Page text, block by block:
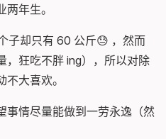
两年生。
子却只有 60 公斤😓 ，然而
，狂吃不胖 ing），所以对除
不大喜欢。
事情尽量能做到一劳永逸（然